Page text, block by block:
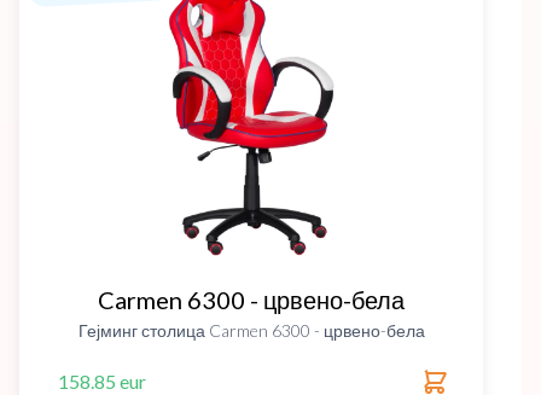
Carmen 6300 - црвено-бела
Гејминг столица Carmen 6300 - црвено-бела
158.85 eur